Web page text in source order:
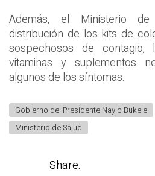
Además, el Ministerio
distribución de los kits de
sospechosos de contagio,
vitaminas y suplementos
algunos de los síntomas.
Gobierno del Presidente Nayib Bukele
Ministerio de Salud
Share: